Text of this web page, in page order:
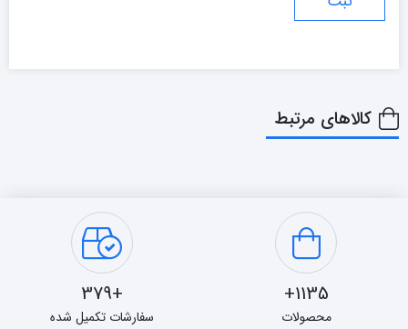
کالاهای مرتبط
1135+
محصولات
+379
سفارشات تکمیل شده